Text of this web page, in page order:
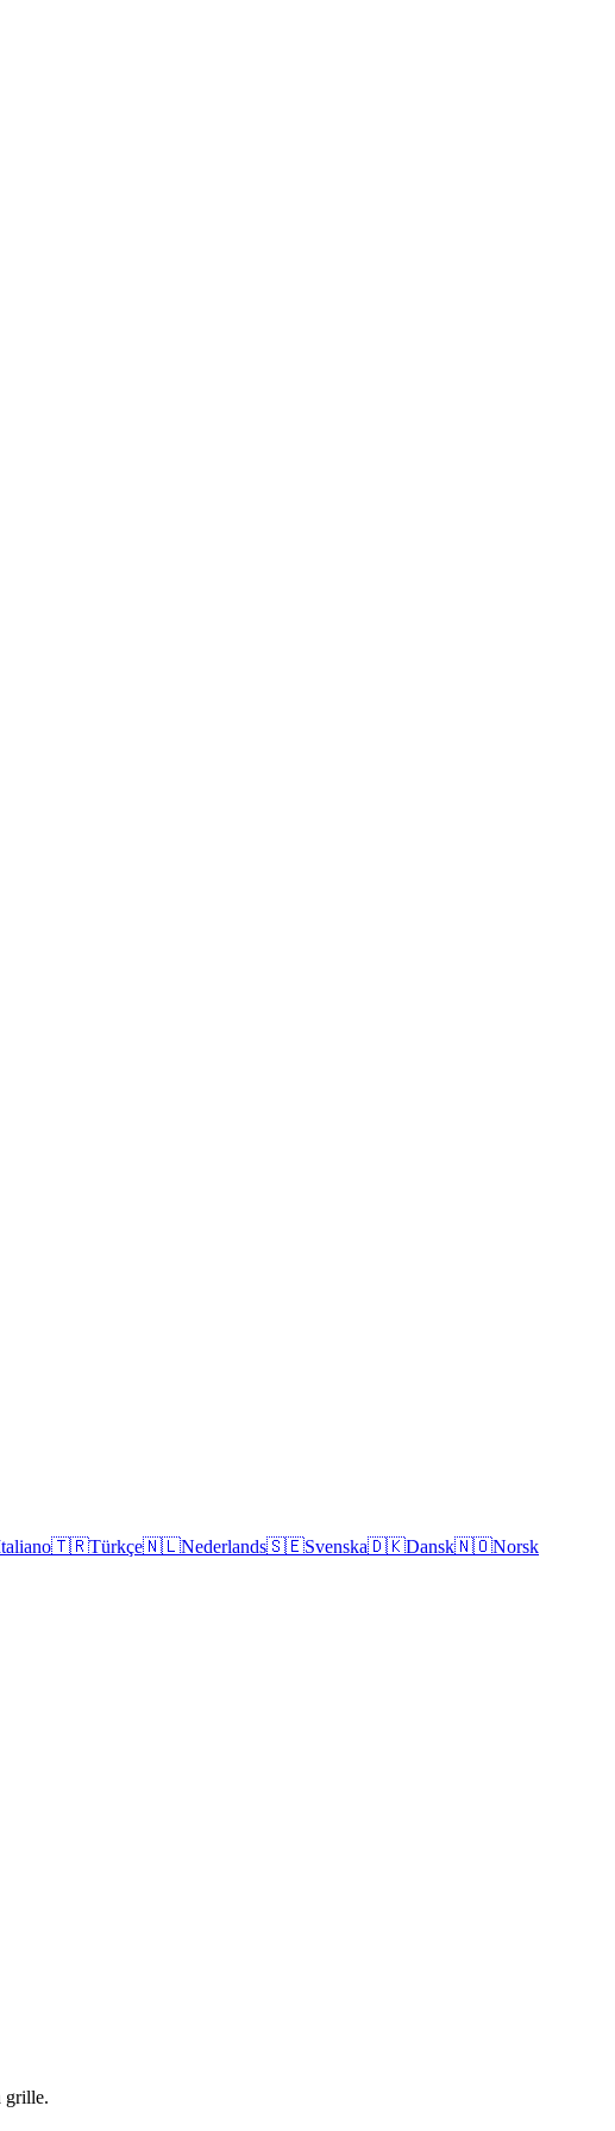
🇹🇷Türkçe🇳🇱Nederlands🇸🇪Svenska🇩🇰Dansk🇳🇴Norsk
grille.